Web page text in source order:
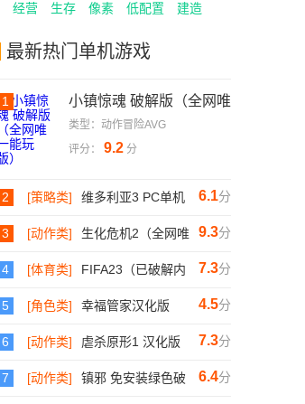
经营 生存 像素 低配置 建造
最新热门单机游戏
1
小镇惊魂 破解版（全网唯
一能玩版）
类型：动作冒险AVG
评分：
9.2 分
2 6.1分
[策略类]
维多利亚3 PC单机
3
9.3分
[动作类]
生化危机2（全网唯
克莱尔双版本）
4 7.3分
[体育类]
FIFA23（已破解内
5
4.5分
[角色类] 幸福管家汉化版
6 7.3分
[动作类] 虐杀原形1 汉化版
7 6.4分
[动作类]
镇邪 免安装绿色破